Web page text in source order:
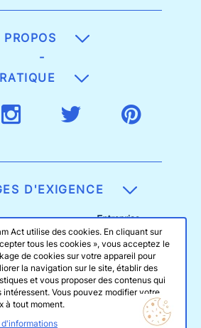
PROPOS
-
D'EXIGENCE
Act utilise des cookies. En cliquant sur
tous les cookies », vous acceptez le
de cookies sur votre appareil pour
la navigation sur le site, établir des
et vous proposer des contenus qui
intéressent. Vous pouvez modifier votre
à tout moment.
d'informations